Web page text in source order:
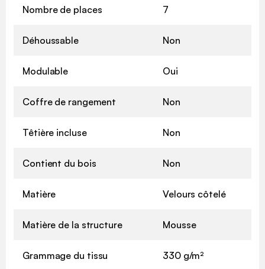
Nombre de places 7
Déhoussable Non
Modulable Oui
Coffre de rangement Non
Têtière incluse Non
Contient du bois Non
Matière Velours côtelé
Matière de la structure Mousse
Grammage du tissu 330 g/m²